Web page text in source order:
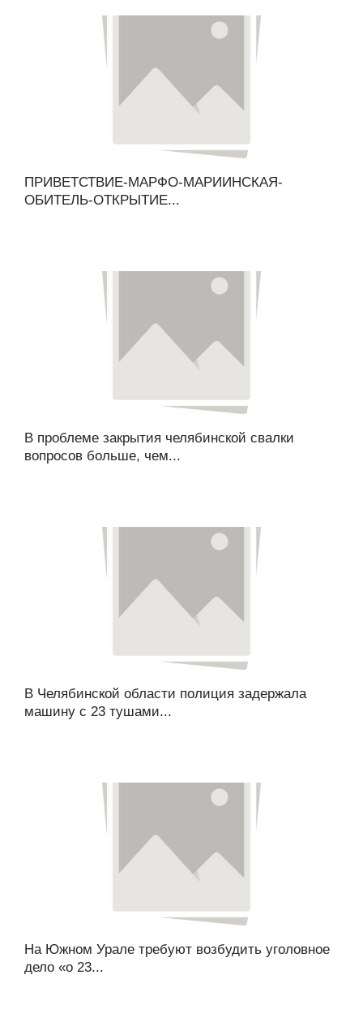
ПРИВЕТСТВИЕ-МАРФО-МАРИИНСКАЯ-
ОБИТЕЛЬ-ОТКРЫТИЕ...
В проблеме закрытия челябинской свалки
вопросов больше, чем...
В Челябинской области полиция задержала
машину с 23 тушами...
На Южном Урале требуют возбудить уголовное
дело «о 23...